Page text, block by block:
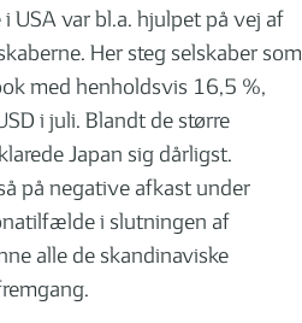
USA var bl.a. hjulpet på vej af
Her steg selskaber som
med henholdsvis 16,5 %,
i juli. Blandt de større
Japan sig dårligst.
på negative afkast under
i slutningen af
alle de skandinaviske